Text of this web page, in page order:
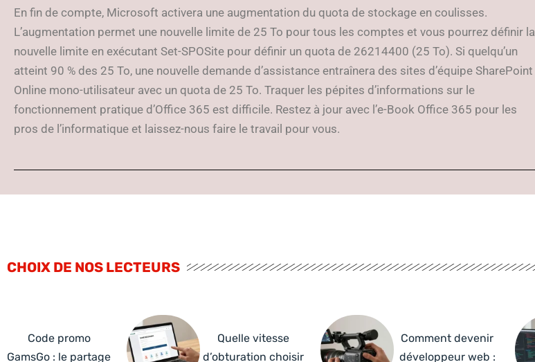
En fin de compte, Microsoft activera une augmentation du quota de stockage en coulisses.
L’augmentation permet une nouvelle limite de 25 To pour tous les comptes et vous pourrez définir la
nouvelle limite en exécutant Set-SPOSite pour définir un quota de 26214400 (25 To). Si quelqu’un
atteint 90 % des 25 To, une nouvelle demande d’assistance entraînera des sites d’équipe SharePoint
Online mono-utilisateur avec un quota de 25 To. Traquer les pépites d’informations sur le
fonctionnement pratique d’Office 365 est difficile. Restez à jour avec l’e-Book Office 365 pour les
pros de l’informatique et laissez-nous faire le travail pour vous.
CHOIX DE NOS LECTEURS
Code promo
GamsGo : le partage
Quelle vitesse
d’obturation choisir
Comment devenir
développeur web :